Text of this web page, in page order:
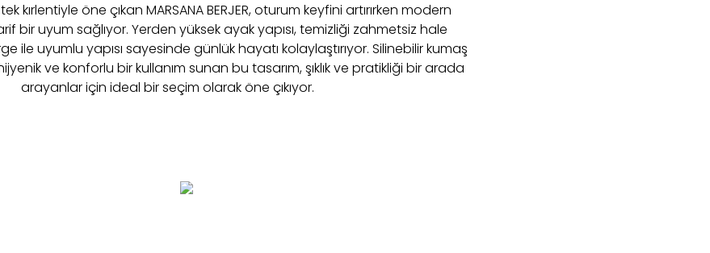
kırlentiyle öne çıkan MARSANA BERJER, oturum keyfini artırırken modern
bir uyum sağlıyor. Yerden yüksek ayak yapısı, temizliği zahmetsiz hale
ile uyumlu yapısı sayesinde günlük hayatı kolaylaştırıyor. Silinebilir kumaş
ve konforlu bir kullanım sunan bu tasarım, şıklık ve pratikliği bir arada
arayanlar için ideal bir seçim olarak öne çıkıyor.